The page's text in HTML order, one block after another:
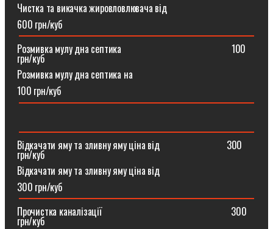
Чистка та викачка жировловлювача від
600 грн/куб
Розмивка мулу дна септика ⠀⠀⠀⠀⠀⠀⠀⠀⠀⠀⠀⠀⠀⠀⠀100
грн/куб
Розмивка мулу дна септика на
100 грн/куб
Відкачати яму та зливну яму ціна від ⠀⠀⠀⠀⠀⠀⠀⠀⠀300
грн/куб
Відкачати яму та зливну яму ціна від
300 грн/куб
Прочистка каналізації⠀⠀⠀⠀⠀⠀⠀⠀⠀⠀⠀⠀⠀⠀⠀⠀⠀⠀300
грн/куб